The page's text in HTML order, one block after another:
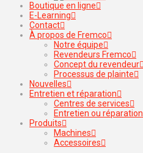
Boutique en ligne
E-Learning
Contact
À propos de Fremco
Notre équipe
Revendeurs Fremco
Concept du revendeur
Processus de plainte
Nouvelles
Entretien et réparation
Centres de services
Entretien ou réparation
Produits
Machines
Accessoires